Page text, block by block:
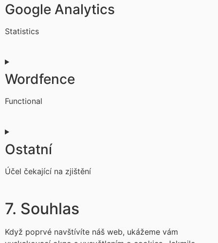
google-
adsense
Google Analytics
Statistics
to
google-
analytics
Wordfence
Functional
to
wordfence
Ostatní
Účel čekající na zjištění
to
service
ostatní
7. Souhlas
Když poprvé navštívíte náš web, ukážeme vám